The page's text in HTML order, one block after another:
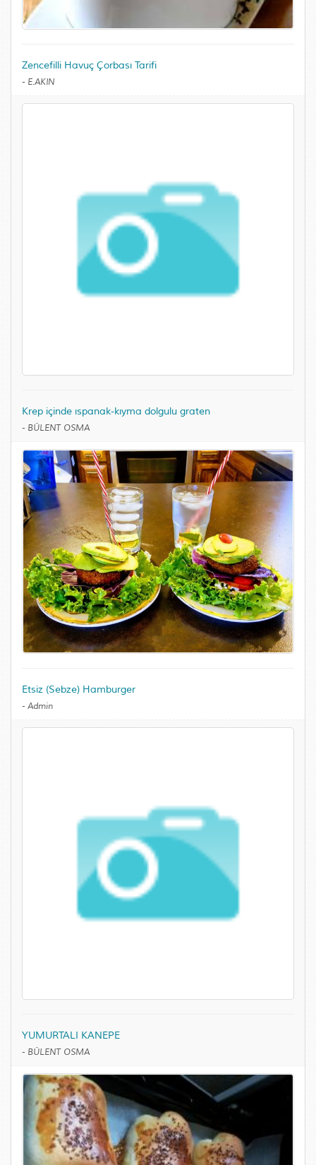
Zencefilli Havuç Çorbası Tarifi
- E.AKIN
Krep içinde ıspanak-kıyma dolgulu graten
- BÜLENT OSMA
Etsiz (Sebze) Hamburger
- Admin
YUMURTALI KANEPE
- BÜLENT OSMA